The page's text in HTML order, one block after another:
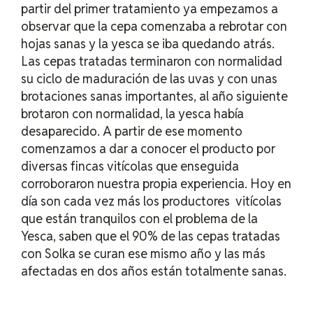
partir del primer tratamiento ya empezamos a
observar que la cepa comenzaba a rebrotar con
hojas sanas y la yesca se iba quedando atrás.
Las cepas tratadas terminaron con normalidad
su ciclo de maduración de las uvas y con unas
brotaciones sanas importantes, al año siguiente
brotaron con normalidad, la yesca había
desaparecido. A partir de ese momento
comenzamos a dar a conocer el producto por
diversas fincas vitícolas que enseguida
corroboraron nuestra propia experiencia. Hoy en
día son cada vez más los productores vitícolas
que están tranquilos con el problema de la
Yesca, saben que el 90% de las cepas tratadas
con Solka se curan ese mismo año y las más
afectadas en dos años están totalmente sanas.